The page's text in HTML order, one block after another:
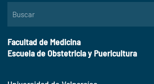
Facultad de Medicina
Escuela de Obstetricia y Puericultura